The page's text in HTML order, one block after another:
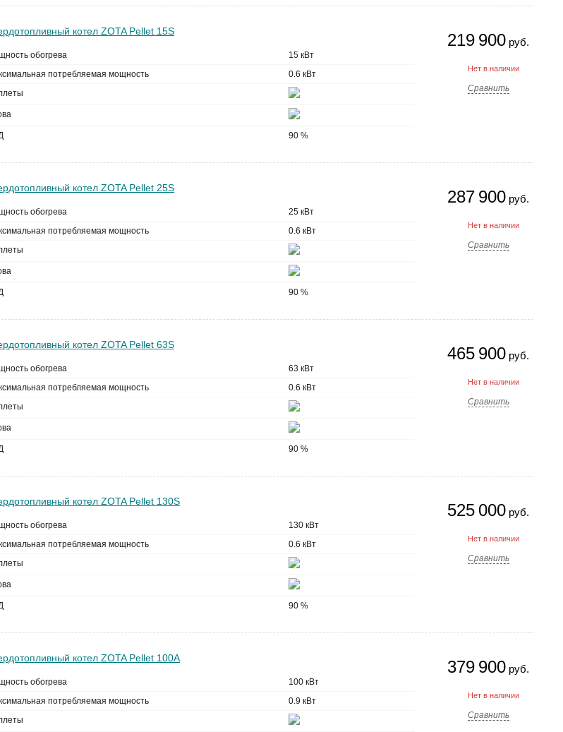
219 900 руб.
Нет в наличии
Сравнить
котел ZOTA Pellet 15S
обогрева
15 кВт
потребляемая мощность
0.6 кВт
90 %
287 900 руб.
Нет в наличии
Сравнить
котел ZOTA Pellet 25S
обогрева
25 кВт
потребляемая мощность
0.6 кВт
90 %
465 900 руб.
Нет в наличии
Сравнить
котел ZOTA Pellet 63S
обогрева
63 кВт
потребляемая мощность
0.6 кВт
90 %
525 000 руб.
Нет в наличии
Сравнить
котел ZOTA Pellet 130S
обогрева
130 кВт
потребляемая мощность
0.6 кВт
90 %
379 900 руб.
Нет в наличии
Сравнить
котел ZOTA Pellet 100A
обогрева
100 кВт
потребляемая мощность
0.9 кВт